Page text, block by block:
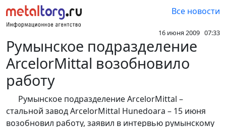
Все новости
16 июня 2009 07:33
Румынское подразделение
ArcelorMittal возобновило
работу
Румынское подразделение ArcelorMittal –
стальной завод ArcelorMittal Hunedoara – 15 июня
возобновил работу, заявил в интервью румынскому